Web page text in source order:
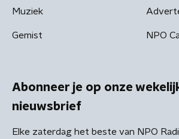
Muziek
Gemist NPO
Abonneer je op onze
nieuwsbrief
Elke zaterdag het beste van NPO